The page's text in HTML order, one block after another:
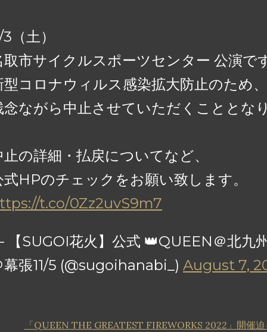
（土）
取市サイクルスポーツセンター 公演で
型コロナウィルス感染拡大防止のため、
念ながら中止させていただくこととな
止の詳細・払戻についてなど、
式HPのチェックをお願い致します。
t.co/0Zz2uvS9m7
SUGOI花火】公式 👑QUEEN＠北九
幕張11/5 (@sugoihanabi_) August 7,
「QUEEN THE GREATEST FIREWORKS 2022」開催